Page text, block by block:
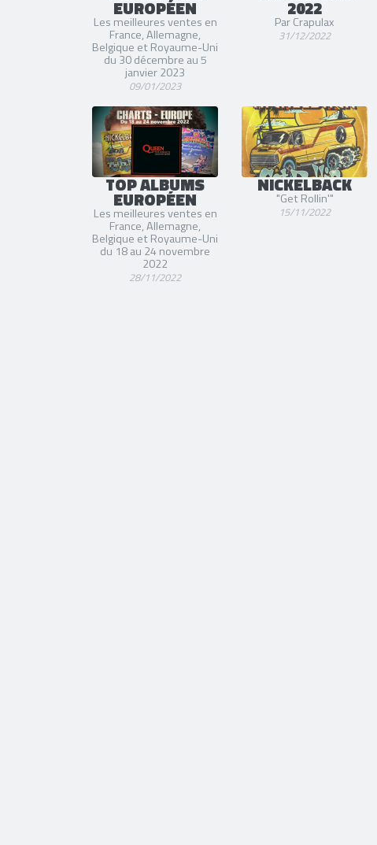
EUROPÉEN
Les meilleures ventes en
France, Allemagne,
Belgique et Royaume-Uni
du 30 décembre au 5
janvier 2023
09/01/2023
2022
Par Crapulax
31/12/2022
TOP ALBUMS
EUROPÉEN
Les meilleures ventes en
France, Allemagne,
Belgique et Royaume-Uni
du 18 au 24 novembre
2022
28/11/2022
NICKELBACK
"Get Rollin'"
15/11/2022